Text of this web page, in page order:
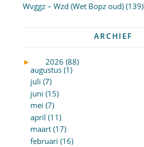
Wvggz – Wzd (Wet Bopz oud)(139)
ARCHIEF
►
2026 (88)
augustus (1)
juli (7)
juni (15)
mei (7)
april (11)
maart (17)
februari (16)